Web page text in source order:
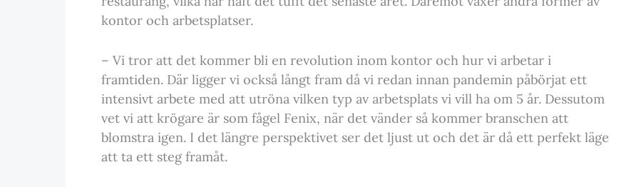
kontor och arbetsplatser.
– Vi tror att det kommer bli en revolution inom kontor och hur vi arbetar i
framtiden. Där ligger vi också långt fram då vi redan innan pandemin påbörjat ett
intensivt arbete med att utröna vilken typ av arbetsplats vi vill ha om 5 år. Dessutom
vet vi att krögare är som fågel Fenix, när det vänder så kommer branschen att
blomstra igen. I det längre perspektivet ser det ljust ut och det är då ett perfekt läge
att ta ett steg framåt.